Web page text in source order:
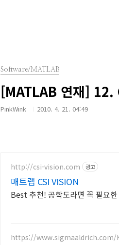
Software/MATLAB
[MATLAB 연재] 12.
PinkWink 2010. 4. 21. 04:49
http://csi-vision.com 광고
매트랩 CSI VISION
Best 추천! 공학도라면 꼭 필요
https://www.sigmaaldrich.com/